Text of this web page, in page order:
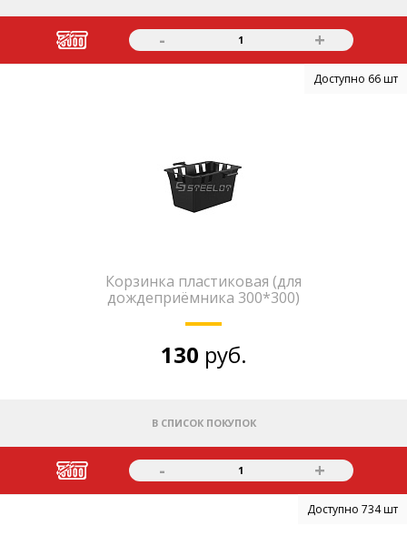
- 1 +
Доступно 66 шт
Корзинка пластиковая (для
дождеприёмника 300*300)
130 руб.
В СПИСОК ПОКУПОК
- 1 +
Доступно 734 шт